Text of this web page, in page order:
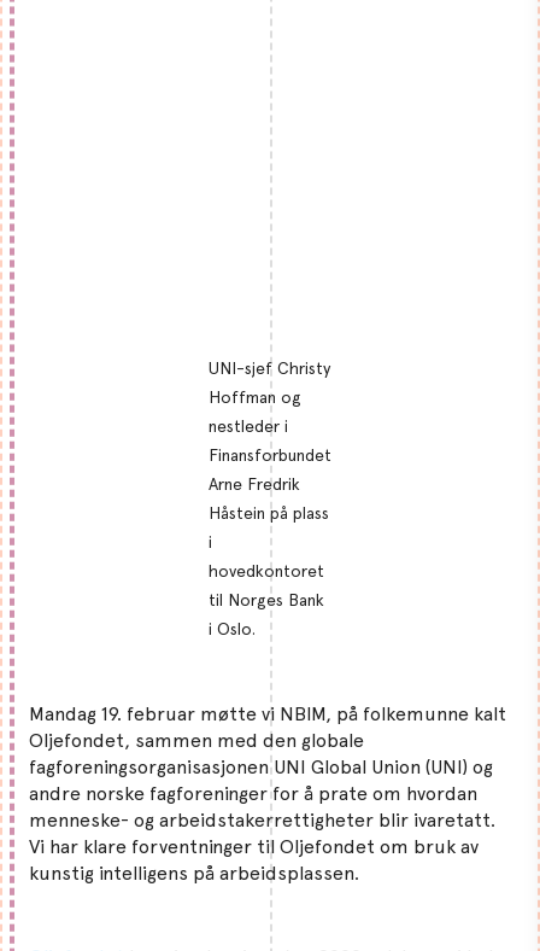
UNI-sjef Christy
Hoffman og
nestleder i
Finansforbundet
Arne Fredrik
Håstein på plass
i
hovedkontoret
til Norges Bank
i Oslo.
Mandag 19. februar møtte vi NBIM, på folkemunne kalt
Oljefondet, sammen med den globale
fagforeningsorganisasjonen UNI Global Union (UNI) og
andre norske fagforeninger for å prate om hvordan
menneske- og arbeidstakerrettigheter blir ivaretatt.
Vi har klare forventninger til Oljefondet om bruk av
kunstig intelligens på arbeidsplassen.